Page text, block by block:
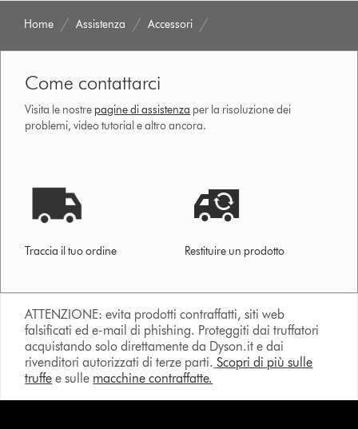
Home Assistenza Accessori
Come contattarci
Visita le nostre pagine di assistenza per la risoluzione dei
problemi, video tutorial e altro ancora.
Traccia il tuo ordine Restituire un prodotto
ATTENZIONE: evita prodotti contraffatti, siti web
falsificati ed e-mail di phishing. Proteggiti dai truffatori
acquistando solo direttamente da Dyson.it e dai
rivenditori autorizzati di terze parti. Scopri di più sulle
truffe e sulle macchine contraffatte.